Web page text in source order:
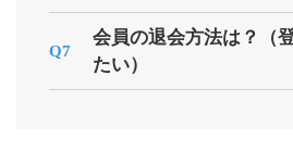
Q7
会員の退会方法は？（
たい）